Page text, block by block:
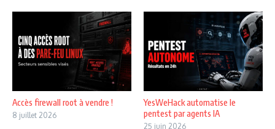
Accès firewall root à vendre !
8 juillet 2026
YesWeHack automatise le
pentest par agents IA
25 juin 2026